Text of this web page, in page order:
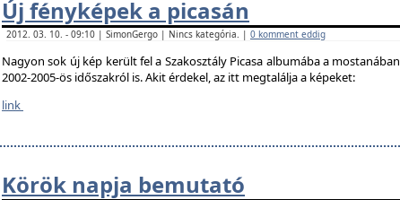
Új fényképek a picasán
2012. 03. 10. - 09:10 | SimonGergo | Nincs kategória. | 0 komment eddig
Nagyon sok új kép került fel a Szakosztály Picasa albumába a
2002-2005-ös időszakról is. Akit érdekel, az itt megtalálja a képeket:
link
Körök napja bemutató